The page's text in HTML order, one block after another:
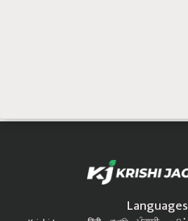
Languages